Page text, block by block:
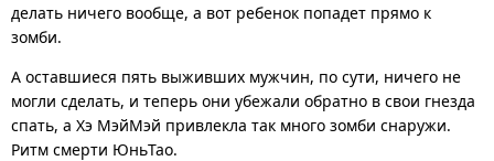
делать ничего вообще, а вот ребенок попадет прямо к
зомби.
А оставшиеся пять выживших мужчин, по сути, ничего не
могли сделать, и теперь они убежали обратно в свои гнезда
спать, а Хэ МэйМэй привлекла так много зомби снаружи.
Ритм смерти ЮньТао.